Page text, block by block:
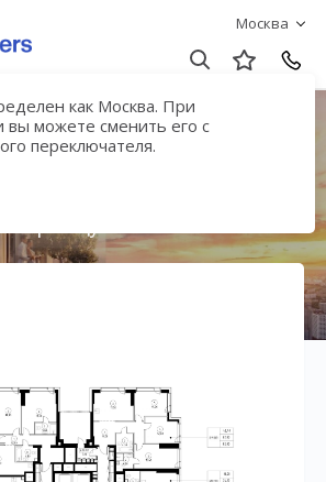
Москва
как Москва. При
вы можете сменить его с
переключателя.